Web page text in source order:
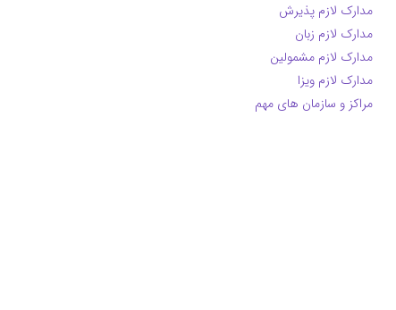
مدارک لازم پذیرش
مدارک لازم زبان
مدارک لازم مشمولین
مدارک لازم ویزا
مراکز و سازمان های مهم